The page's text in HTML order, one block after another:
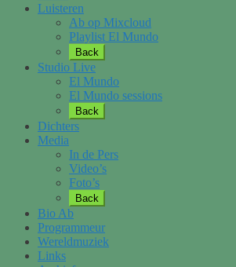
Luisteren
Ab op Mixcloud
Playlist El Mundo
Back
Studio Live
El Mundo
El Mundo sessions
Back
Dichters
Media
In de Pers
Video’s
Foto’s
Back
Bio Ab
Programmeur
Wereldmuziek
Links